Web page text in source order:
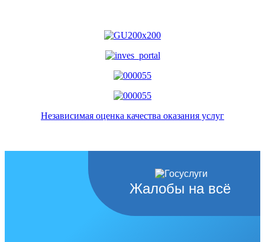
Независимая оценка качества оказания услуг
Жалобы на всё